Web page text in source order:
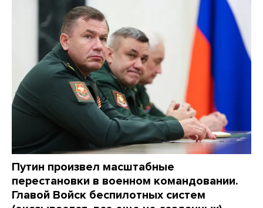
Путин произвел масштабные
перестановки в военном командовании.
Главой Войск беспилотных систем